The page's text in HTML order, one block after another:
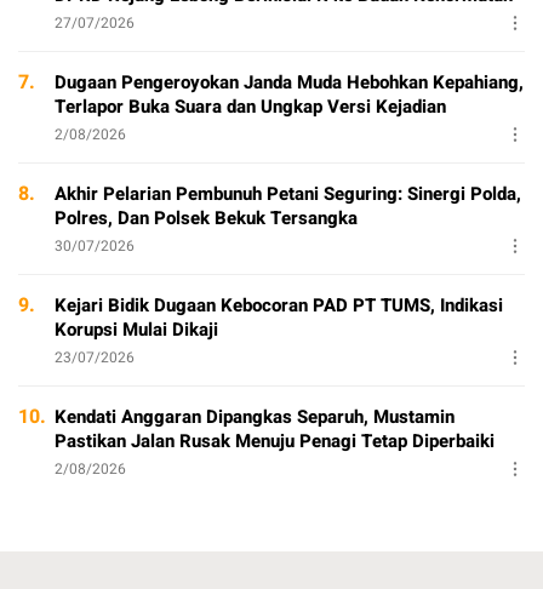
27/07/2026
7.
Dugaan Pengeroyokan Janda Muda Hebohkan Kepahiang,
Terlapor Buka Suara dan Ungkap Versi Kejadian
2/08/2026
8.
Akhir Pelarian Pembunuh Petani Seguring: Sinergi Polda,
Polres, Dan Polsek Bekuk Tersangka
30/07/2026
9.
Kejari Bidik Dugaan Kebocoran PAD PT TUMS, Indikasi
Korupsi Mulai Dikaji
23/07/2026
10. Kendati Anggaran Dipangkas Separuh, Mustamin
Pastikan Jalan Rusak Menuju Penagi Tetap Diperbaiki
2/08/2026